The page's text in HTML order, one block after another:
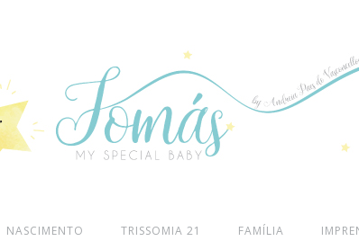
NASCIMENTO TRISSOMIA 21 FAMÍLIA